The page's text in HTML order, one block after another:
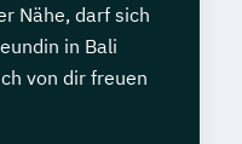
Nähe, darf sich
in Bali
von dir freuen